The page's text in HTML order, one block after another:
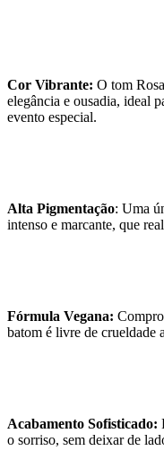
Cor Vibrante: O tom
elegância e ousadia, ideal
evento especial.
Alta Pigmentação: Uma
intenso e marcante, que
Fórmula Vegana:
batom é livre de crueldade
Acabamento Sofisticado:
o sorriso, sem deixar de